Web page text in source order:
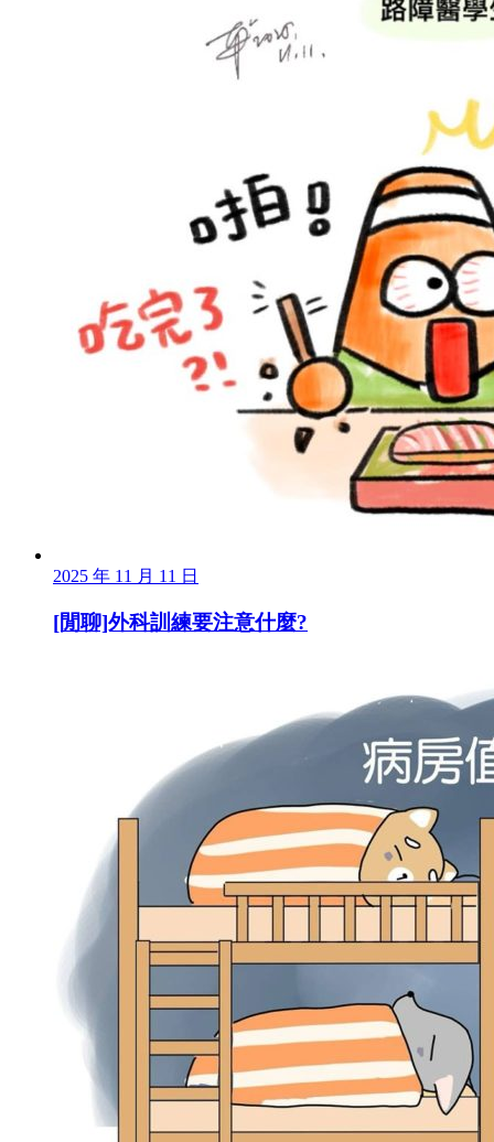
2025 年 11 月 11 日
[閒聊]外科訓練要注意什麼?